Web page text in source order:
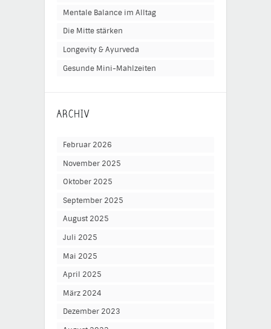
Mentale Balance im Alltag
Die Mitte stärken
Longevity & Ayurveda
Gesunde Mini-Mahlzeiten
ARCHIV
Februar 2026
November 2025
Oktober 2025
September 2025
August 2025
Juli 2025
Mai 2025
April 2025
März 2024
Dezember 2023